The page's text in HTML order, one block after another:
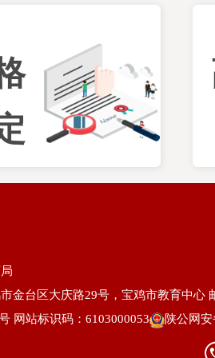
金台区大庆路29号，宝鸡市教育中心
网站标识码：6103000053 陕公网